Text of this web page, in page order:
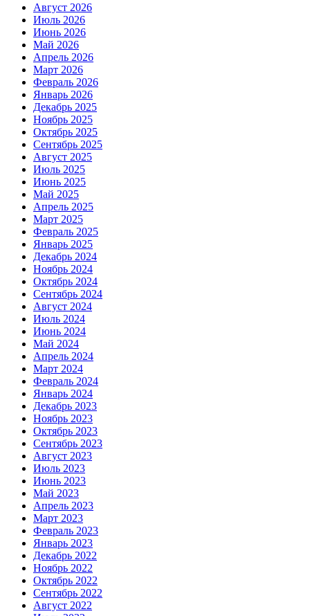
Август 2026
Июль 2026
Июнь 2026
Май 2026
Апрель 2026
Март 2026
Февраль 2026
Январь 2026
Декабрь 2025
Ноябрь 2025
Октябрь 2025
Сентябрь 2025
Август 2025
Июль 2025
Июнь 2025
Май 2025
Апрель 2025
Март 2025
Февраль 2025
Январь 2025
Декабрь 2024
Ноябрь 2024
Октябрь 2024
Сентябрь 2024
Август 2024
Июль 2024
Июнь 2024
Май 2024
Апрель 2024
Март 2024
Февраль 2024
Январь 2024
Декабрь 2023
Ноябрь 2023
Октябрь 2023
Сентябрь 2023
Август 2023
Июль 2023
Июнь 2023
Май 2023
Апрель 2023
Март 2023
Февраль 2023
Январь 2023
Декабрь 2022
Ноябрь 2022
Октябрь 2022
Сентябрь 2022
Август 2022